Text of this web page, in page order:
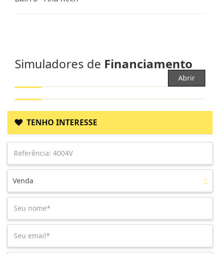
Simuladores de Financiamento
Abrir
TENHO INTERESSE
Venda